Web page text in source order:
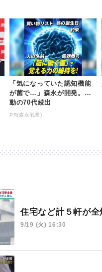
「気になっていた認知機能
が菌で…」森永が開発。感
動の70代続出
PR(森永乳業)
住宅など計５軒が
9/19 (火) 16:30